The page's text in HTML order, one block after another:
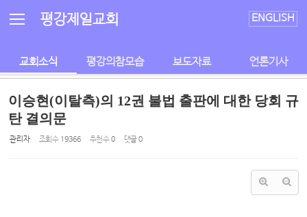
평강제일교회 ENGLISH
교회소식 평강의참모습 보도자료 언론기사
이승현(이탈측)의 12권 불법 출판에 대한 당회 규
탄 결의문
관리자 조회 수 19366 추천 수0 댓글0